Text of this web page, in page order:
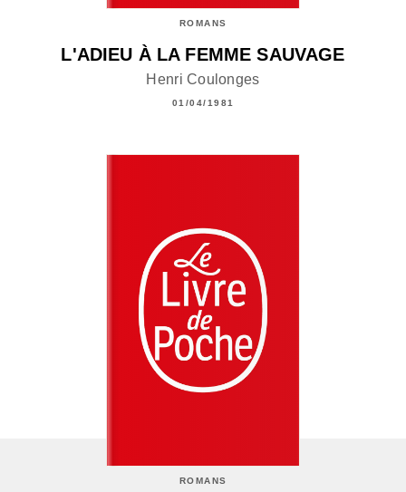
ROMANS
L'ADIEU À LA FEMME SAUVAGE
Henri Coulonges
01/04/1981
ROMANS